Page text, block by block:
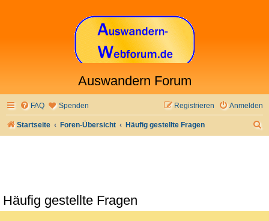
Auswandern Forum
FAQ Spenden Anmelden
Registrieren
Startseite Foren-Übersicht Häufig gestellte Fragen
Häufig gestellte Fragen